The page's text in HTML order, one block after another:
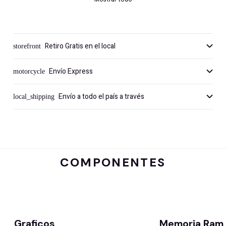
storefront Retiro Gratis en el local
motorcycle Envío Express
local_shipping Envío a todo el país a través
COMPONENTES